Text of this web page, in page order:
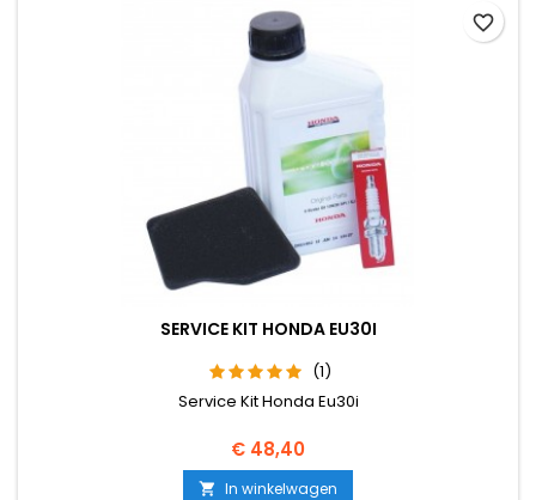
SERVICE KIT HONDA EU30I
(1)
Service Kit Honda Eu30i
Prijs
€ 48,40
 In winkelwagen
favorite_border